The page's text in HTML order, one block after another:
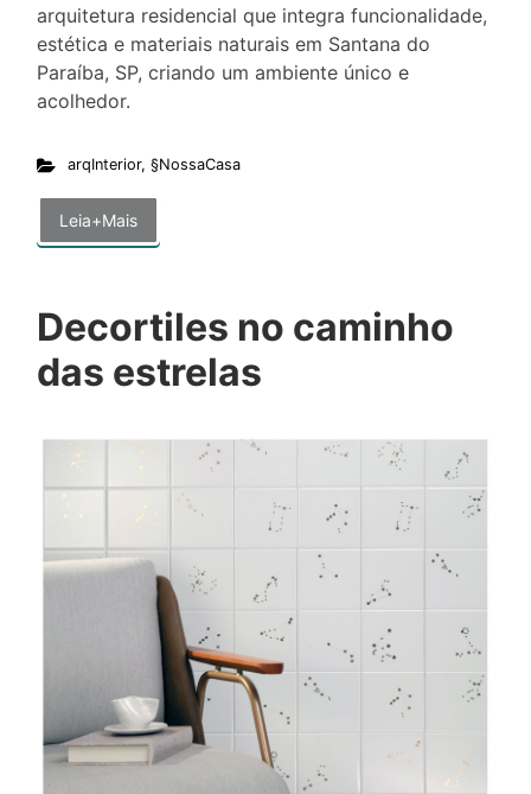
arquitetura residencial que integra funcionalidade,
estética e materiais naturais em Santana do
Paraíba, SP, criando um ambiente único e
acolhedor.
arqInterior, §NossaCasa
Leia+Mais
Decortiles no caminho
das estrelas